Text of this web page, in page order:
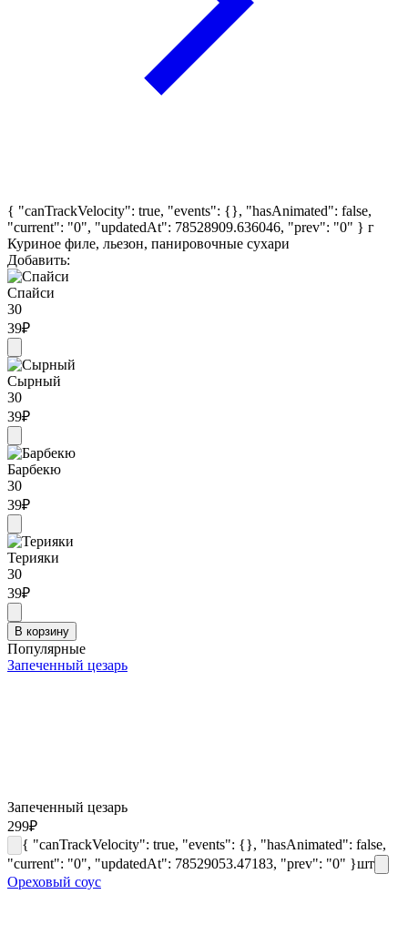
{ "canTrackVelocity": true, "events": {}, "hasAnimated": false,
"current": "0", "updatedAt": 78528909.636046, "prev": "0" } г
Куриное филе, льезон, панировочные сухари
Добавить:
Спайси
30
39₽
Сырный
30
39₽
Барбекю
30
39₽
Терияки
30
39₽
В корзину
Популярные
Запеченный цезарь
Запеченный цезарь
299₽
{ "canTrackVelocity": true, "events": {}, "hasAnimated": false,
"current": "0", "updatedAt": 78529053.47183, "prev": "0" }шт
Ореховый соус